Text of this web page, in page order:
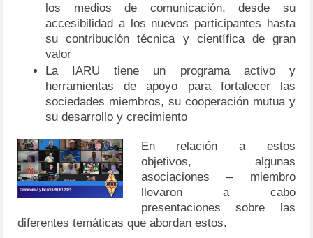
los medios de comunicación, desde su
accesibilidad a los nuevos participantes hasta
su contribución técnica y científica de gran
valor
La IARU tiene un programa activo y
herramientas de apoyo para fortalecer las
sociedades miembros, su cooperación mutua y
su desarrollo y crecimiento
En relación a estos
objetivos, algunas
asociaciones – miembro
llevaron a cabo
presentaciones sobre las
diferentes temáticas que abordan estos.